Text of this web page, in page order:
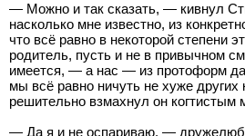
— Можно и так сказать, — кивнул
насколько мне известно, из
что всё равно в некоторой степени
родитель, пусть и не в привычном
имеется, — а нас — из протоформ
мы всё равно ничуть не хуже
решительно взмахнул он когтистым
— Да я и не оспариваю, —